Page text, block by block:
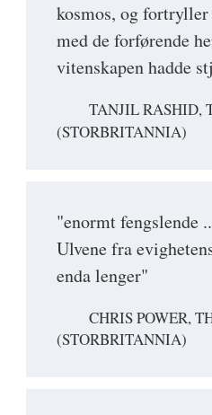
kosmos, og
med de forførende
vitenskapen hadde
TANJIL RASHID,
(STORBRITANNIA)
"enormt fengslende
Ulvene fra
enda lenger"
CHRIS POWER,
(STORBRITANNIA)